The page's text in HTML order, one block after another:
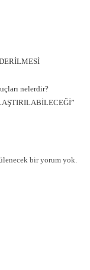
nelerdir?
bir yorum yok.